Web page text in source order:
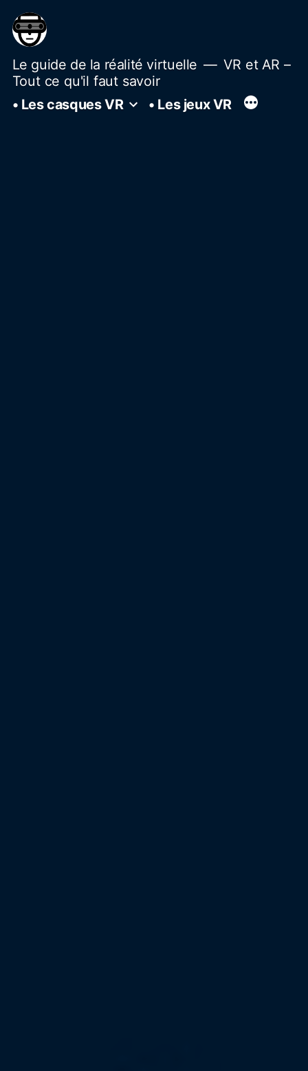
au
contenu
Le guide de la réalité virtuelle
VR et AR –
Tout ce qu'il faut savoir
• Les casques VR
• Les jeux VR